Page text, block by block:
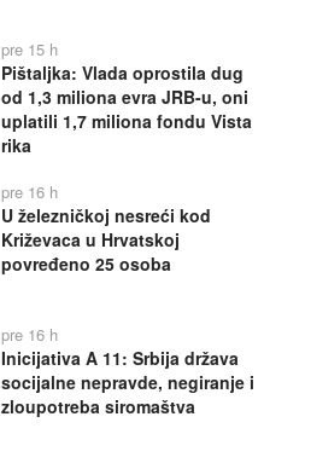
pre 15 h
Pištaljka: Vlada oprostila dug
od 1,3 miliona evra JRB-u, oni
uplatili 1,7 miliona fondu Vista
rika
pre 16 h
U železničkoj nesreći kod
Križevaca u Hrvatskoj
povređeno 25 osoba
pre 16 h
Inicijativa A 11: Srbija država
socijalne nepravde, negiranje i
zloupotreba siromaštva